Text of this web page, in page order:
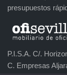
presupuestos
P.I.S.A. C/.
C. Empresas